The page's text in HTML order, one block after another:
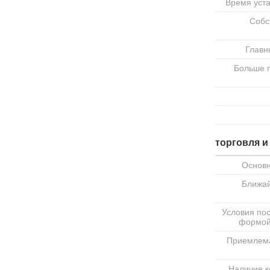
Время
Больше
торговля
Условия
формой